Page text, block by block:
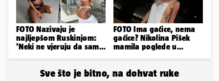
FOTO Nazivaju je
najljepšom Ruskinjom:
'Neki ne vjeruju da sam
FOTO Ima gaćice, nema
gaćice? Nikolina Pišek
mamila poglede u
Sve što je bitno, na dohvat ruke